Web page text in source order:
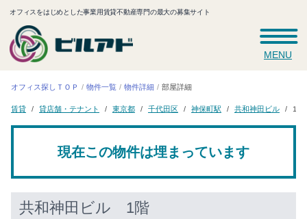
オフィスをはじめとした事業用賃貸不動産専門の最大の募集サイト
MENU
オフィス探しＴＯＰ 物件一覧 物件詳細 部屋詳細
賃貸 貸店舗・テナント 東京都 千代田区 神保町駅 共和神田ビル 1階
現在この物件は埋まっています
共和神田ビル 1階